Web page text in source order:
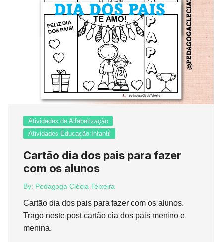
Atividades de Alfabetização
Atividades Educação Infantil
Cartão dia dos pais para fazer
com os alunos
By: Pedagoga Clécia Teixeira
Cartão dia dos pais para fazer com os alunos.
Trago neste post cartão dia dos pais menino e
menina.